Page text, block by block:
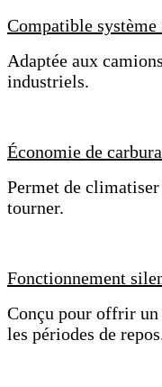
Compatible système
Adaptée aux
industriels.
Économie de
Permet de
tourner.
Fonctionnement
Conçu pour offrir un
les périodes de